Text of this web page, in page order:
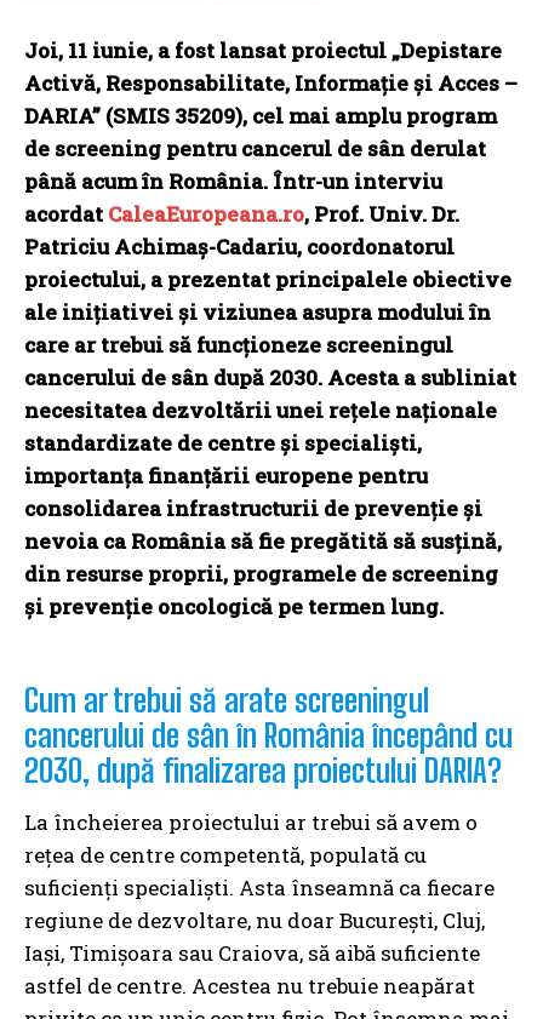
Joi, 11 iunie, a fost lansat proiectul „Depistare
Activă, Responsabilitate, Informație și Acces –
DARIA” (SMIS 35209), cel mai amplu program
de screening pentru cancerul de sân derulat
până acum în România. Într-un interviu
acordat CaleaEuropeana.ro, Prof. Univ. Dr.
Patriciu Achimaș-Cadariu, coordonatorul
proiectului, a prezentat principalele obiective
ale inițiativei și viziunea asupra modului în
care ar trebui să funcționeze screeningul
cancerului de sân după 2030. Acesta a subliniat
necesitatea dezvoltării unei rețele naționale
standardizate de centre și specialiști,
importanța finanțării europene pentru
consolidarea infrastructurii de prevenție și
nevoia ca România să fie pregătită să susțină,
din resurse proprii, programele de screening
și prevenție oncologică pe termen lung.
Cum ar trebui să arate screeningul
cancerului de sân în România începând cu
2030, după finalizarea proiectului DARIA?
La încheierea proiectului ar trebui să avem o
rețea de centre competentă, populată cu
suficienți specialiști. Asta înseamnă ca fiecare
regiune de dezvoltare, nu doar București, Cluj,
Iași, Timișoara sau Craiova, să aibă suficiente
astfel de centre. Acestea nu trebuie neapărat